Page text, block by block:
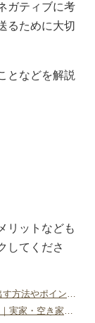
ガティブに考
るために大切
となどを解説
リットなども
してくださ
汚部屋を脱出したい！ 汚部屋から抜け出す方法やポイントを徹底解説
浜松市で一軒家を丸ごと片付けたい方へ｜実家・空き家の不用品回収と買取の進め方